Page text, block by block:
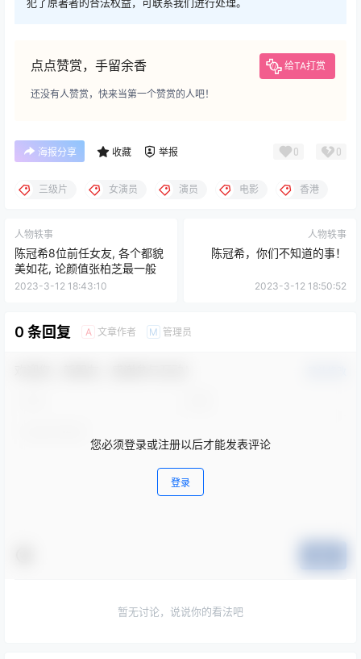
犯了原著者的合法权益，可联系我们进行处理。
点点赞赏，手留余香 给TA打赏
还没有人赞赏，快来当第一个赞赏的人吧！
海报分享 收藏 举报 0 0
三级片 女演员 演员 电影 香港
人物轶事
陈冠希8位前任女友, 各个都貌
美如花, 论颜值张柏芝最一般
2023-3-12 18:43:10
人物轶事
陈冠希，你们不知道的事！
2023-3-12 18:50:52
0 条回复 A 文章作者 M 管理员
您必须登录或注册以后才能发表评论
登录
暂无讨论，说说你的看法吧